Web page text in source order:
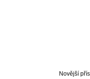
Novější